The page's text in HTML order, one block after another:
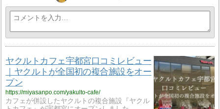
ヤクルトカフェ宇都宮口コミレビュー
｜ヤクルトが全国初の複合施設をオー
プン
https://miyasanpo.com/yakulto-cafe/
カフェが併設したヤクルトの複合施設『ヤクル